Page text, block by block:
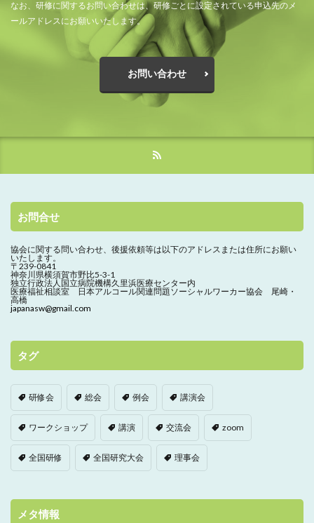
なお、研修に関するお問い合わせは、研修ごとに設定されている申込先のメ
ールアドレスにお願いいたします。
お問い合わせ
お問合せ
協会に関する問い合わせ、 後援依頼等は以下のアドレスまたは住所にお願い
いたします。
〒239-0841
神奈川県横須賀市野比5-3-1
独立行政法人国立病院機構久里浜医療センター内
医療福祉相談室 日本アルコール関連問題ソーシャルワーカー協会 尾崎・
高橋
japanasw@gmail.com
タグ
研修会 総会 例会 講演会
ワークショップ 講演 交流会 zoom
全国研修 全国研究大会 理事会
メタ情報